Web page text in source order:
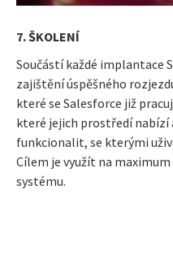
7. ŠKOLENÍ
Součástí každé implantace
zajištění úspěšného
které se Salesforce již
které jejich prostředí nabízí
funkcionalit, se kterými
Cílem je využít na
systému.